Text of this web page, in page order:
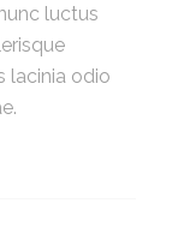
luctus
lacinia odio